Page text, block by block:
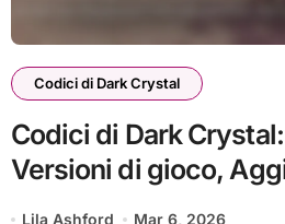
Codici di Dark Crystal
Codici di Dark
Versioni di gioco,
Lila Ashford Mar 6, 2026